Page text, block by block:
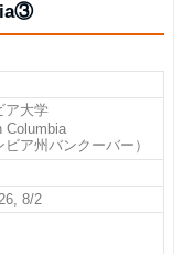
ア大学
Columbia
ア州バンクーバー）
8/2